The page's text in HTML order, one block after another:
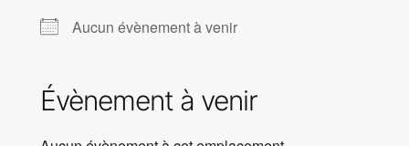
Aucun évènement à venir
Évènement à venir